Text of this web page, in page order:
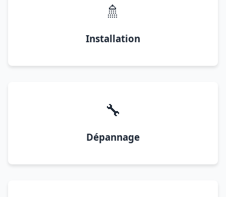
🚿
Installation
🔧
Dépannage